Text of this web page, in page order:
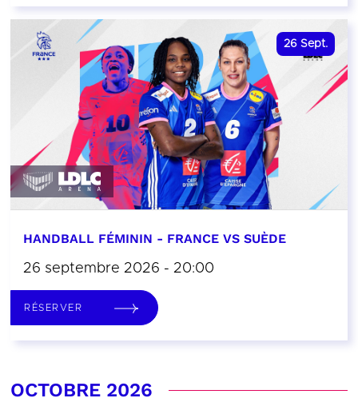
26 Sept.
HANDBALL FÉMININ - FRANCE VS SUÈDE
26 septembre 2026 - 20:00
RÉSERVER
OCTOBRE 2026